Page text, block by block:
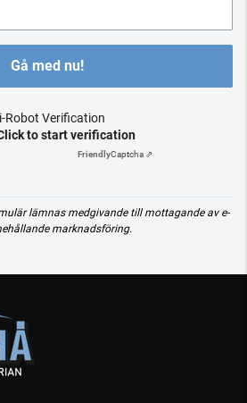
Gå med nu!
Robot Verification
to start verification
FriendlyCaptcha ⇗
lämnas medgivande till mottagande av e-
marknadsföring.